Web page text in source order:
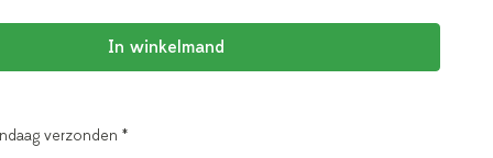
In winkelmand
verzonden *